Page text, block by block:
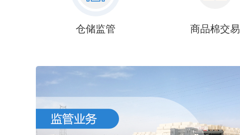
仓储监管 商品棉交易